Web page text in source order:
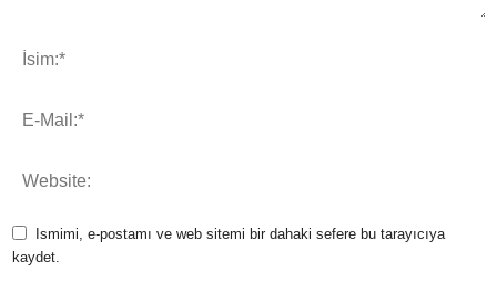
Ismimi, e-postamı ve web sitemi bir dahaki sefere bu tarayıcıya
kaydet.